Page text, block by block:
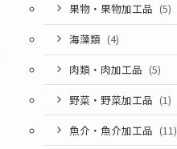
果物・果物加工品 (5)
海藻類 (4)
肉類・肉加工品 (5)
野菜・野菜加工品 (1)
魚介・魚介加工品 (11)